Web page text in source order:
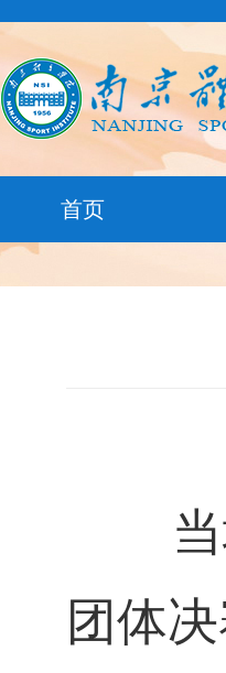
首页
当地
团体